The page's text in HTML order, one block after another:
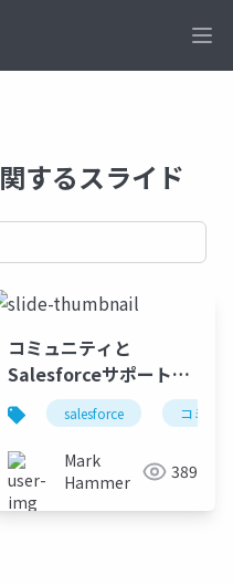
するスライド
コミュニティと
Salesforceサポートの
使い分け方salesforce コミュ
Mark
Hammer
389